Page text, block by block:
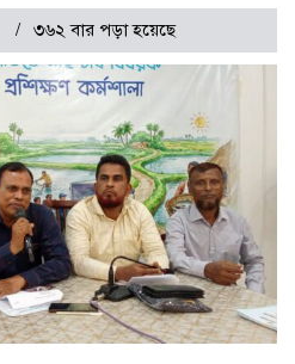
৩৬২ বার পড়া হয়েছে